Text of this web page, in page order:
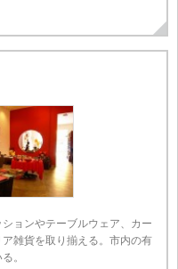
ョンやテーブルウェア、カー
雑貨を取り揃える。市内の有
。